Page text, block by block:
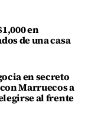
en
de una casa
en secreto
Marruecos a
al frente